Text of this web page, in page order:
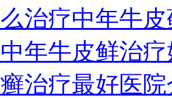
治疗中年牛
年牛皮鲜治疗
治疗最好医